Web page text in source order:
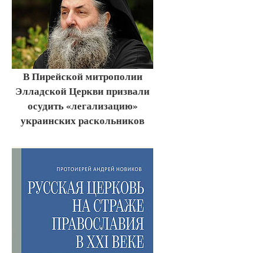
В Пирейской митрополии
Элладской Церкви призвали
осудить «легализацию»
украинских раскольников